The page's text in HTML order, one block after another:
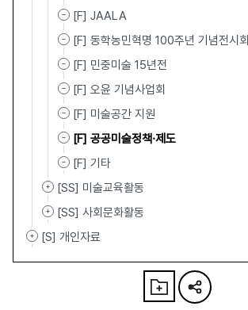
[F] JAALA
[F] 동학농민혁명 100주년 기념전시회
[F] 민중미술 15년전
[F] 오윤 기념사업회
[F] 미술공간 지원
[F] 공공미술정책·제도
[F] 기타
[SS] 미술교육활동
[SS] 사회문화활동
[S] 개인자료